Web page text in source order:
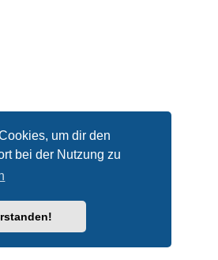
um dir den
bei der Nutzung zu